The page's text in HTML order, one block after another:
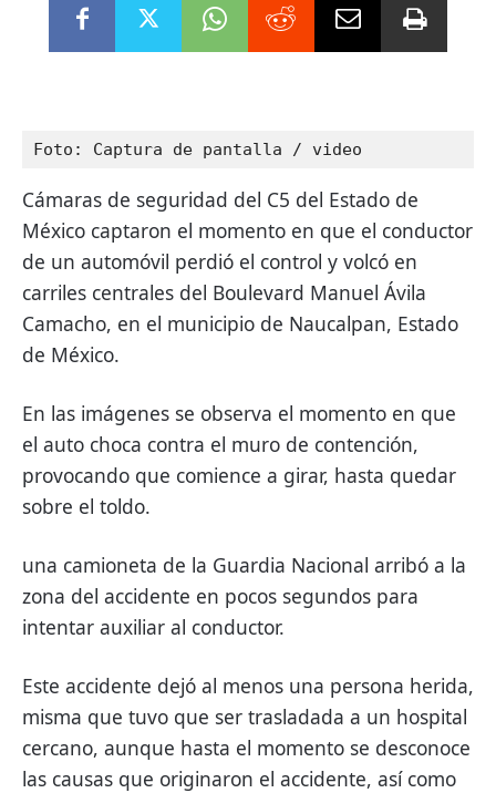
Foto: Captura de pantalla / video
Cámaras de seguridad del C5 del Estado de
México captaron el momento en que el conductor
de un automóvil perdió el control y volcó en
carriles centrales del Boulevard Manuel Ávila
Camacho, en el municipio de Naucalpan, Estado
de México.
En las imágenes se observa el momento en que
el auto choca contra el muro de contención,
provocando que comience a girar, hasta quedar
sobre el toldo.
una camioneta de la Guardia Nacional arribó a la
zona del accidente en pocos segundos para
intentar auxiliar al conductor.
Este accidente dejó al menos una persona herida,
misma que tuvo que ser trasladada a un hospital
cercano, aunque hasta el momento se desconoce
las causas que originaron el accidente, así como